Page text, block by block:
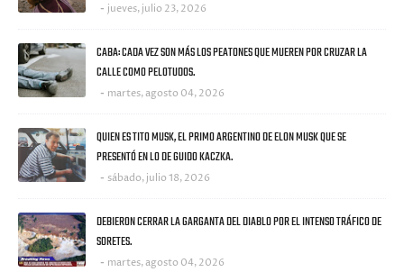
jueves, julio 23, 2026
CABA: CADA VEZ SON MÁS LOS PEATONES QUE MUEREN POR CRUZAR LA
CALLE COMO PELOTUDOS.
martes, agosto 04, 2026
QUIEN ES TITO MUSK, EL PRIMO ARGENTINO DE ELON MUSK QUE SE
PRESENTÓ EN LO DE GUIDO KACZKA.
sábado, julio 18, 2026
DEBIERON CERRAR LA GARGANTA DEL DIABLO POR EL INTENSO TRÁFICO DE
SORETES.
martes, agosto 04, 2026